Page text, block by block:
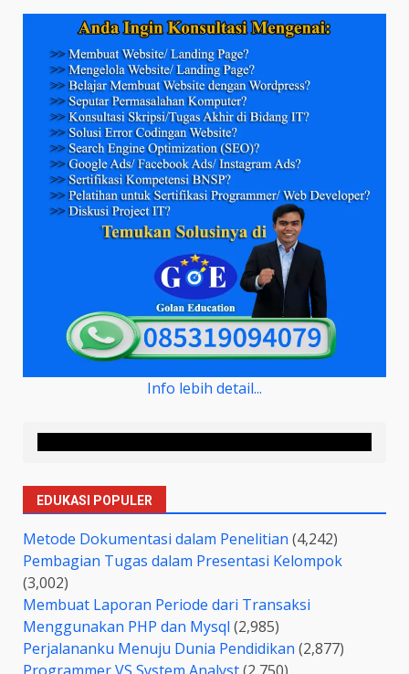
Info lebih detail...
EDUKASI POPULER
Metode Dokumentasi dalam Penelitian (4,242)
Pembagian Tugas dalam Presentasi Kelompok
(3,002)
Membuat Laporan Periode dari Transaksi
Menggunakan PHP dan Mysql (2,985)
Perjalananku Menuju Dunia Pendidikan (2,877)